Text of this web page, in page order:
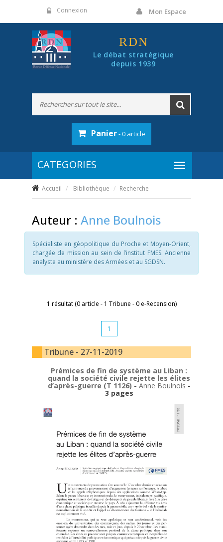
Connexion Mon Espace
RDN
Le débat stratégique
depuis 1939
Panier- 0 article
Accueil Bibliothèque Recherche
Auteur : Anne Boulnois
Spécialiste en géopolitique du Proche et Moyen-Orient,
chargée de mission au sein de l’institut FMES. Ancienne
analyste au ministère des Armées et au SGDSN.
1 résultat (0 article - 1 Tribune - 0 e-Recension)
1
Tribune - 27-11-2019
Prémices de fin de système au Liban :
quand la société civile rejette les élites
d’après-guerre (T 1126) -Anne Boulnois -
3 pages